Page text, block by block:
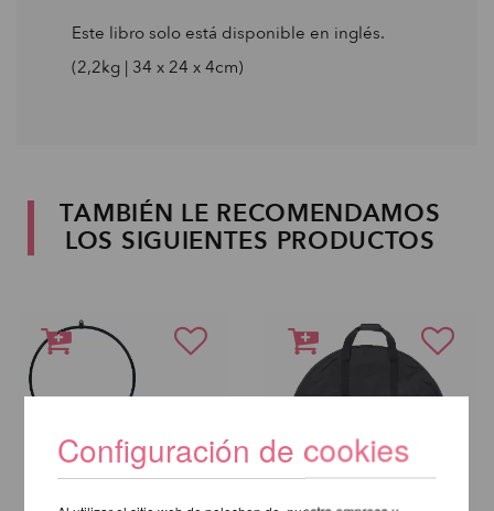
Este libro solo está disponible en inglés.
(2,2kg | 34 x 24 x 4cm)
TAMBIÉN LE RECOMENDAMOS
LOS SIGUIENTES PRODUCTOS
Configuración de cookies